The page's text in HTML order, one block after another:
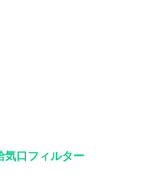
気口フィルター